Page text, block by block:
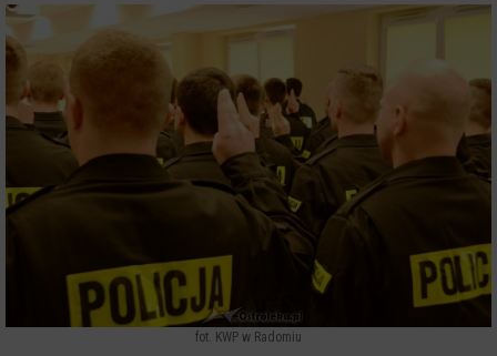
fot. KWP w Radomiu